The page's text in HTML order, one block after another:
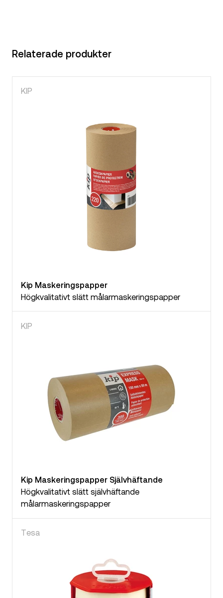
Relaterade produkter
KIP
Kip Maskeringspapper
Högkvalitativt slätt målarmaskeringspapper
KIP
Kip Maskeringspapper Självhäftande
Högkvalitativt slätt självhäftande
målarmaskeringspapper
Tesa